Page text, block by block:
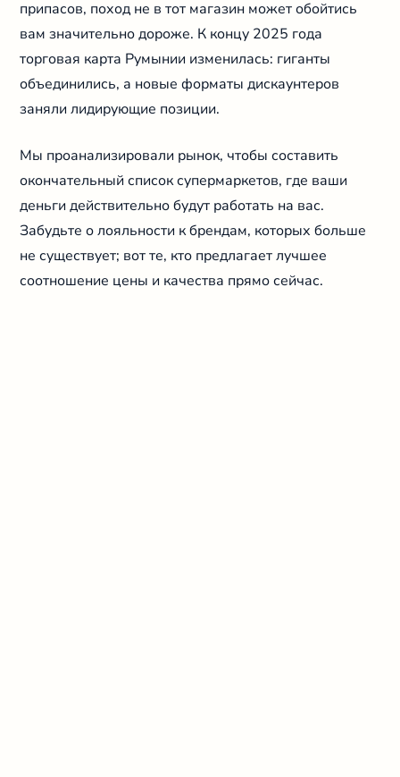
припасов, поход не в тот магазин может обойтись
вам значительно дороже. К концу 2025 года
торговая карта Румынии изменилась: гиганты
объединились, а новые форматы дискаунтеров
заняли лидирующие позиции.
Мы проанализировали рынок, чтобы составить
окончательный список супермаркетов, где ваши
деньги действительно будут работать на вас.
Забудьте о лояльности к брендам, которых больше
не существует; вот те, кто предлагает лучшее
соотношение цены и качества прямо сейчас.